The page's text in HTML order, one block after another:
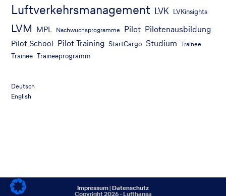
Luftverkehrsmanagement LVK LVKinsights
LVM MPL Nachwuchsprogramme Pilot Pilotenausbildung
Pilot School Pilot Training StartCargo Studium Trainee
Trainee Traineeprogramm
Deutsch
English
Impressum|Datenschutz
Copyright 2026 - Lufthansa